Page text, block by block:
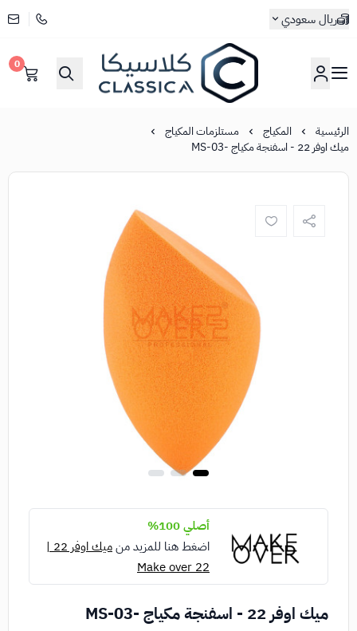
ريال سعودي
كلاسيكا
0
الرئيسية المكياج
مستلزمات المكياج
ميك اوفر 22 - اسفنجة مكياج -MS-03
أصلي 100%
اضغط هنا للمزيد من
ميك اوفر 22 |
Make over 22
ميك اوفر 22 - اسفنجة مكياج -MS-03